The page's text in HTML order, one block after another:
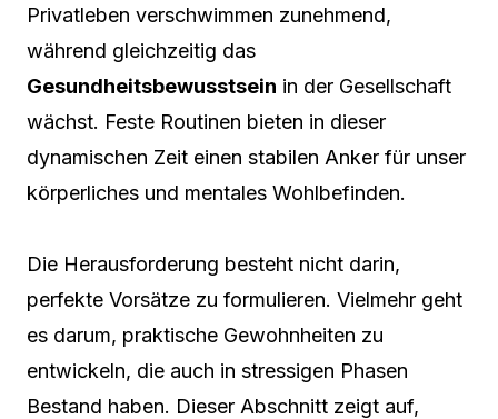
Privatleben verschwimmen zunehmend,
während gleichzeitig das
Gesundheitsbewusstsein in der Gesellschaft
wächst. Feste Routinen bieten in dieser
dynamischen Zeit einen stabilen Anker für unser
körperliches und mentales Wohlbefinden.
Die Herausforderung besteht nicht darin,
perfekte Vorsätze zu formulieren. Vielmehr geht
es darum, praktische Gewohnheiten zu
entwickeln, die auch in stressigen Phasen
Bestand haben. Dieser Abschnitt zeigt auf,